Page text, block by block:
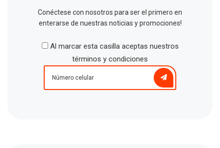
Conéctese con nosotros para ser el primero en
enterarse de nuestras noticias y promociones!
Al marcar esta casilla aceptas nuestros
términos y condiciones